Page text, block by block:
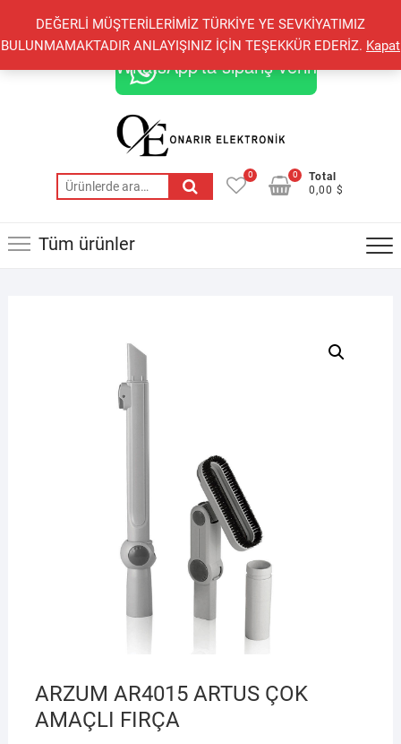
DEĞERLİ MÜŞTERİLERİMİZ TÜRKİYE YE SEVKİYATIMIZ
BULUNMAMAKTADIR ANLAYIŞINIZ İÇİN TEŞEKKÜR EDERİZ. Kapat
content
+90 548 821 78 85 +90 548 855 25 53
onarirelektronik@gmail.com
WhatsApp'ta sipariş verin
Ara:
0
Total
0,00 $
0
Tüm ürünler
ARZUM AR4015 ARTUS ÇOK
AMAÇLI FIRÇA